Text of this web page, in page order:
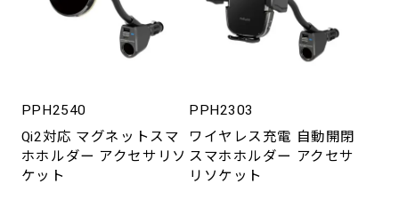
PPH2540
Qi2対応 マグネットスマ
ホホルダー アクセサリソ
ケット
PPH2303
ワイヤレス充電 自動開閉
スマホホルダー アクセサ
リソケット